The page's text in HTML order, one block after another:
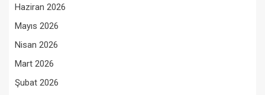
Haziran 2026
Mayıs 2026
Nisan 2026
Mart 2026
Şubat 2026